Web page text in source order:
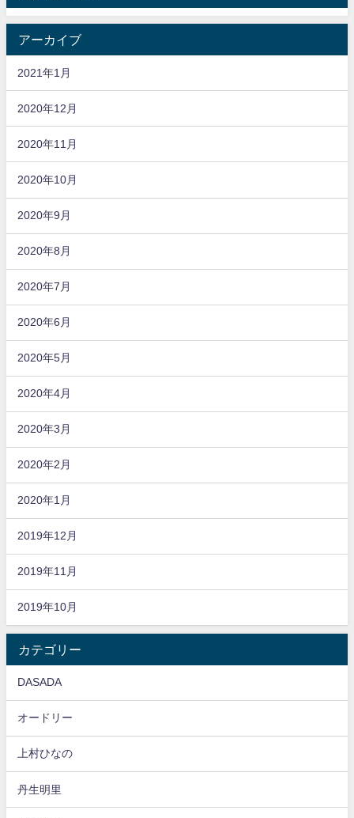
アーカイブ
2021年1月
2020年12月
2020年11月
2020年10月
2020年9月
2020年8月
2020年7月
2020年6月
2020年5月
2020年4月
2020年3月
2020年2月
2020年1月
2019年12月
2019年11月
2019年10月
カテゴリー
DASADA
オードリー
上村ひなの
丹生明里